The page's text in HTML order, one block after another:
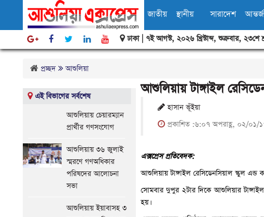
জাতীয় স্থানীয় সারাদেশ
বিবিধ
ঢাকা | ৭ই আগস্ট, ২০২৬ খ্রিস্টাব্দ,শুক্রবার, ২৩শে
প্রচ্ছদ আশুলিয়া
আশুলিয়ায় টাঙ্গাইল
হাসান ভূঁইয়া
প্রকাশিত :৬:০৭ অপরাহ্ণ, ০২/০১/
এক্সপ্রেস প্রতিবেদক:
আশুলিয়ায় টাঙ্গাইল রেসিডেনসিয়াল স্কুল এন্ড
সোমবার দুপুর ২টার দিকে আশুলিয়ার
হয়।
এই বিভাগের সর্বশেষ
আশুলিয়ায় চেয়ারম্যান
প্রার্থীর গণসংযোগ
আশুলিয়ায় ৩৬ জুলাই
স্মরণে গণঅধিকার
পরিষদের আলোচনা
সভা
আশুলিয়ায় ইয়াবাসহ ৩